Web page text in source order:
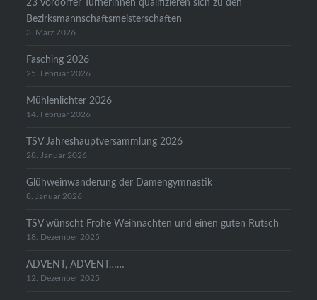
23 Vordorfer Turnerinnen qualifizieren sich zu den
Bezirksmannschaftsmeisterschaften
3. März 2026
Fasching 2026
25. Februar 2026
Mühlenlichter 2026
14. Februar 2026
TSV Jahreshauptversammlung 2026
28. Januar 2026
Glühweinwanderung der Damengymnastik
8. Januar 2026
TSV wünscht Frohe Weihnachten und einen guten Rutsch
18. Dezember 2025
ADVENT, ADVENT……
12. Dezember 2025